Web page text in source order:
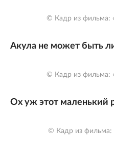
© Кадр из фильма:
Акула не может быть
© Кадр из фильма:
Ох уж этот маленький
© Кадр из фильма: